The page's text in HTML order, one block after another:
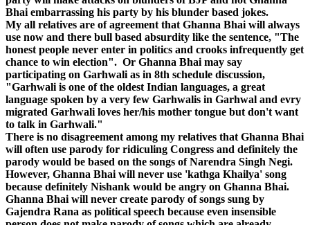
Bhai embarrassing his party by his blunder based jokes.
My all relatives are of agreement that Ghanna Bhai will always
use now and there bull based absurdity like the sentence, "The
honest people never enter in politics and crooks infrequently get
chance to win election". Or Ghanna Bhai may say
participating on Garhwali as in 8th schedule discussion,
"Garhwali is one of the oldest Indian languages, a great
language spoken by a very few Garhwalis in Garhwal and evry
migrated Garhwali loves her/his mother tongue but don't want
to talk in Garhwali."
There is no disagreement among my relatives that Ghanna Bhai
will often use parody for ridiculing Congress and definitely the
parody would be based on the songs of Narendra Singh Negi.
However, Ghanna Bhai will never use 'kathga Khailya' song
because definitely Nishank would be angry on Ghanna Bhai.
Ghanna Bhai will never create parody of songs sung by
Gajendra Rana as political speech because even insensible